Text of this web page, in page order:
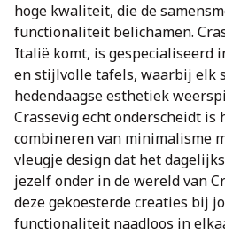
hoge kwaliteit, die de
functionaliteit belichamen.
Italië komt, is gespecialiseerd
en stijlvolle tafels, waarbij elk
hedendaagse esthetiek
Crassevig echt onderscheidt
combineren van minimalisme
vleugje design dat het
jezelf onder in de wereld van
deze gekoesterde creaties bij
functionaliteit naadloos in